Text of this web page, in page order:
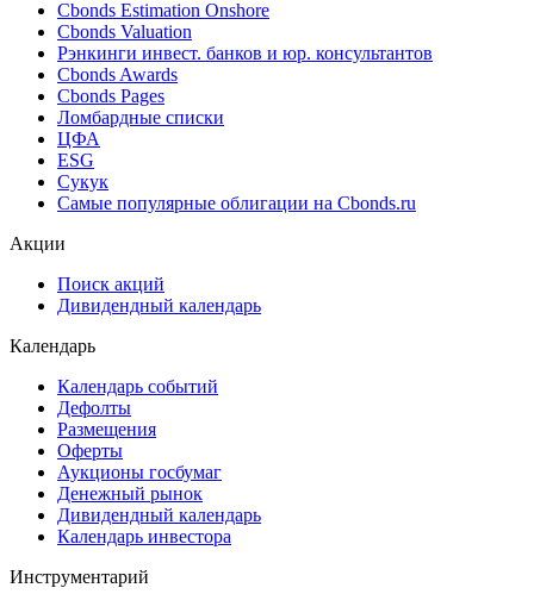
Ближайшие размещения (Россия)
Поиск котировок облигаций
Best bid/ask
Cbonds Estimation
Cbonds Estimation Onshore
Cbonds Valuation
Рэнкинги инвест. банков и юр. консультантов
Cbonds Awards
Cbonds Pages
Ломбардные списки
ESG
Самые популярные облигации на Cbonds.ru
Дивидендный календарь
Календарь
Календарь событий
Дефолты
Размещения
Оферты
Аукционы госбумаг
Денежный рынок